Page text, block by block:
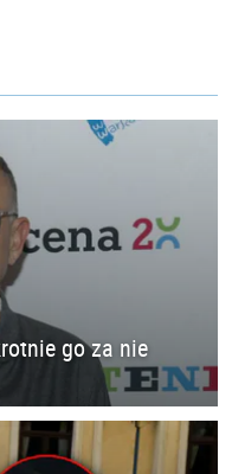
go za nie